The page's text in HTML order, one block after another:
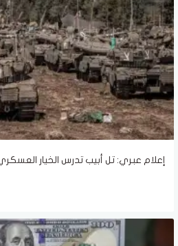
إعلام عبري: تل أبيب تدرس الخيار